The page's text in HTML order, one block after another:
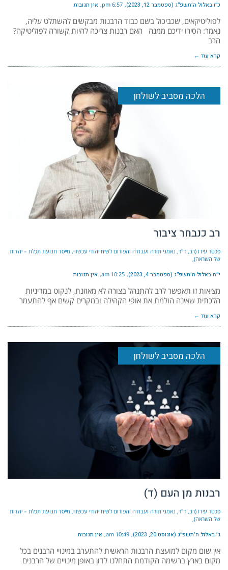
כ״ו באלול ה׳תשפ״ג (ספטמבר 12, 2023) 6:57 pm אין תגובות
לפוליטיקאים, שכביכול בשם כבוד הרבנות מבקשים להשתלט עליה,
נאמר: הסירו ידיכם ממנה האם רבנות צריכה להיות קשורה לפוליטיקה?
הרב
קרא עוד ←
הלכה מסביב לשולחן
רב כנבחר ציבור
פכטר עידו (רב, ד"ר, נאמני תורה ועבודה והפורום לשיח יהודי עכשווי. מייסד תנועת תכלת – יהדות
של השראה)
י״ח באלול ה׳תשפ״ג (ספטמבר 4, 2023) 10:25 am אין תגובות
מציאות זו תאפשר לרב להתנהל בצורה לא מאוזנת, לנקוט במדיניות
הלכתית שאינה הולמת את אופי הקהילה ובמקרים קשים אף להתעמר
קרא עוד ←
הלכה מסביב לשולחן
רבנות מן העם (ד)
פכטר עידו (רב, ד"ר, נאמני תורה ועבודה והפורום לשיח יהודי עכשווי. מייסד תנועת תכלת – יהדות
של השראה)
ג׳ באלול ה׳תשפ״ג (אוגוסט 20, 2023) 10:49 am אין תגובות
אין שום מקום למועצת הרבנות הראשית להתערב במינויי הרבנים בכל
מקום בארץ ברשימה הקודמת התחלנו לדון באופן מינויים של הרבנים